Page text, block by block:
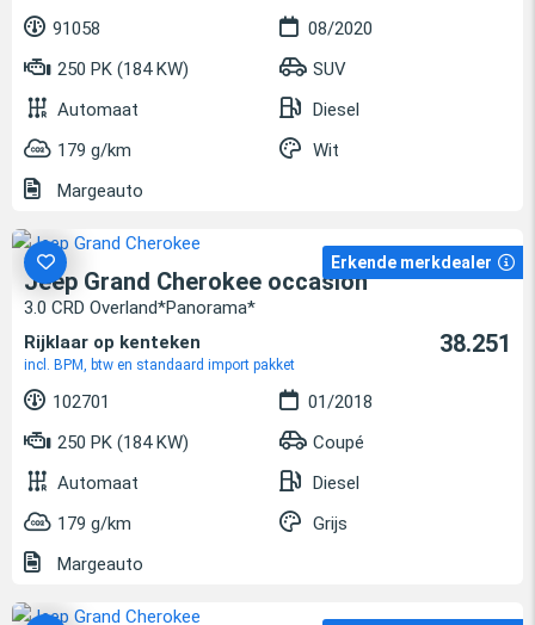
91058
08/2020
250 PK (184 KW)
SUV
Automaat
Diesel
179 g/km
Wit
Margeauto
Erkende merkdealer
Jeep Grand Cherokee occasion
3.0 CRD Overland*Panorama*
Rijklaar op kenteken
incl. BPM, btw en standaard import pakket
38.251
102701
01/2018
250 PK (184 KW)
Coupé
Automaat
Diesel
179 g/km
Grijs
Margeauto